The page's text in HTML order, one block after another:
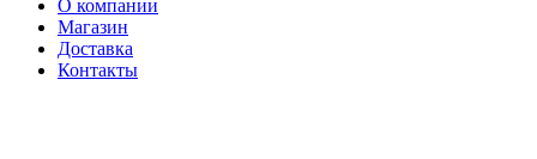
О компании
Магазин
Доставка
Контакты